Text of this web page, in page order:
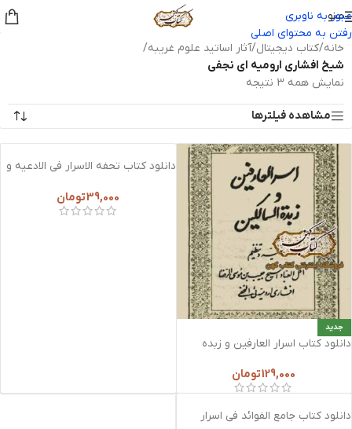
عبور به ناوبری
رفتن به محتوای اصلی
منو
خانه/کتاب دیجیتال/آثار اساتید علوم غریبه/
شيخ افشاری اروميه ای نجفی
نمایش همه 3 نتیجه
مشاهده فیلترها
جدید
دانلود کتاب اسرار العارفین و زبده
129,000تومان
دانلود کتاب تحفه الاسرار فی الادعیه و
39,000تومان
دانلود کتاب جامع الفوائد فی اسرار